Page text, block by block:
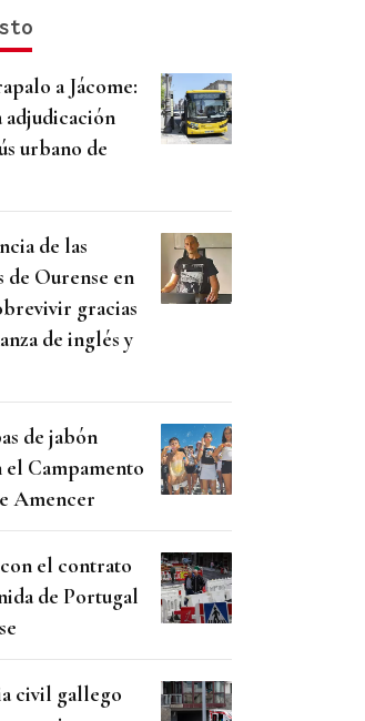
a Jácome:
adjudicación
urbano de
de las
de Ourense en
gracias
de inglés y
de jabón
el Campamento
Amencer
el contrato
de Portugal
civil gallego